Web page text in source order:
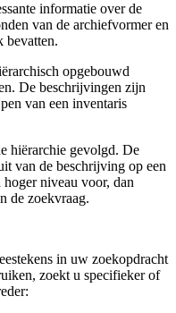
informatie over de
van de archiefvormer en
bevatten.
opgebouwd
De beschrijvingen zijn
van een inventaris
hiërarchie gevolgd. De
van de beschrijving op een
niveau voor, dan
de zoekvraag.
in uw zoekopdracht
zoekt u specifieker of